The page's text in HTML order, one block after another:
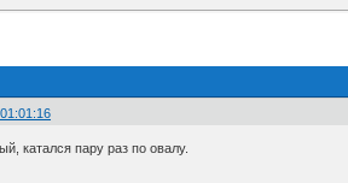
катался пару раз по овалу.